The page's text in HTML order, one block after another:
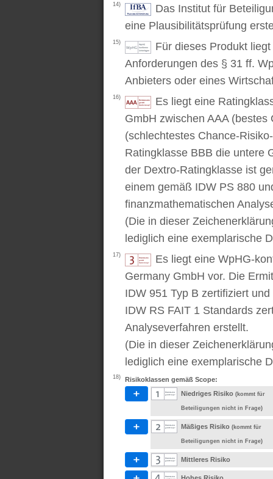
14)
Das Institut für
eine Plausibilitätsprüfung
15)
Für dieses Produkt
Anforderungen des § 31 ff.
Anbieters oder eines
16)
Es liegt eine
GmbH zwischen AAA
(schlechtestes Chance-
Ratingklasse BBB die untere
der Dextro-Ratingklasse ist
einem gemäß IDW PS 880
finanzmathematischen
(Die in dieser
lediglich eine exemplarische
17)
Es liegt eine WpHG-
Germany GmbH vor. Die
IDW 951 Typ B zertifiziert
IDW RS FAIT 1 Standards
Analyseverfahren erstellt.
(Die in dieser
lediglich eine exemplarische
18)
Risikoklassen gemäß Scope:
Niedriges Risiko (kommt für
Beteiligungen nicht in Frage)
Mäßiges Risiko (kommt für
Beteiligungen nicht in Frage)
Mittleres Risiko